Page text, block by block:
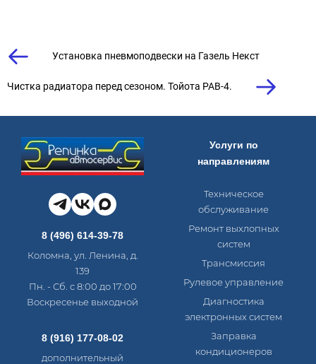
Установка пневмоподвески на Газель Некст
Чистка радиатора перед сезоном. Тойота РАВ-4.
8 (496) 614-39-78
Коломна, ул. Ленина, д.
139
Пн. - Сб. с 8:00 до 17:00
Воскресенье выходной
8 (916) 177-08-02
дополнительный
Услуги по
направлениям
Техническое
обслуживание
Ремонт выхлопных
систем
Трансмиссия
Рулевое управление
Диагностика
электронных систем​
Заправка
кондиционеров